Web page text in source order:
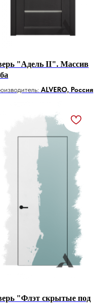
"Адель II". Массив
ALVERO, Россия
"Флэт скрытые под